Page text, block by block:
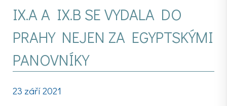
IX.A A IX.B SE VYDALA DO
PRAHY NEJEN ZA EGYPTSKÝMI
PANOVNÍKY
23 září 2021